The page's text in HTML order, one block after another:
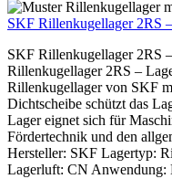
SKF Rillenkugellager 2RS
SKF Rillenkugellager 2RS
Rillenkugellager 2RS –
Rillenkugellager von SKF
Dichtscheibe schützt das
Lager eignet sich für
Fördertechnik und den
Hersteller: SKF Lagertyp:
Lagerluft: CN Anwendung: